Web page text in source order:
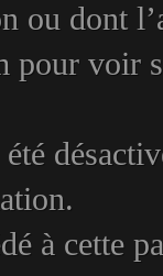
ou dont
pour voir
à cette